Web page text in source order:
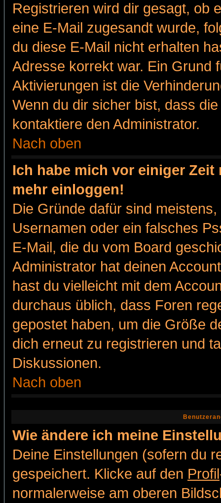
Registrieren wird dir gesagt, ob
eine E-Mail zugesandt wurde,
du diese E-Mail nicht erhalten
Adresse korrekt war. Ein Grund
Aktivierungen ist die
Wenn du dir sicher bist, dass
kontaktiere den Administrator.
Nach oben
Ich habe mich vor einiger
mehr einloggen!
Die Gründe dafür sind
Usernamen oder ein falsches
E-Mail, die du vom Board
Administrator hat deinen
hast du vielleicht mit dem
durchaus üblich, dass Foren
gepostet haben, um die Größe
dich erneut zu registrieren und
Diskussionen.
Nach oben
Wie ändere ich meine
Deine Einstellungen (sofern du
gespeichert. Klicke auf den Profil
normalerweise am oberen